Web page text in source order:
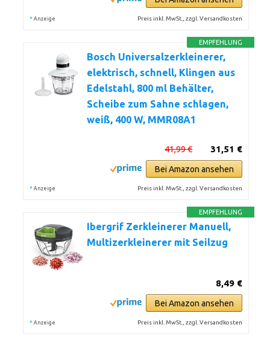
* Anzeige Preis inkl. MwSt., zzgl. Versandkosten
EMPFEHLUNG
Bosch Universalzerkleinerer,
elektrisch, schnell, Klingen aus
Edelstahl, 800 ml Behälter,
Scheibe zum Sahne schlagen,
weiß, 400 W, MMR08A1
31,51 €
41,99 €
Bei Amazon ansehen
* Anzeige Preis inkl. MwSt., zzgl. Versandkosten
EMPFEHLUNG
Ibergrif Zerkleinerer Manuell,
Multizerkleinerer mit Seilzug
8,49 €
Bei Amazon ansehen
* Anzeige Preis inkl. MwSt., zzgl. Versandkosten